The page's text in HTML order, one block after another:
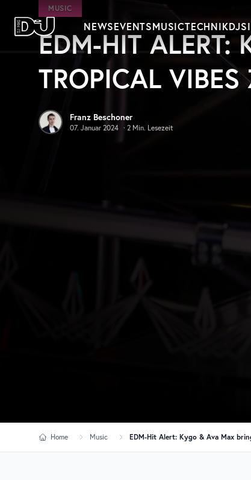
Zum Hauptinhalt springen
DJ Mag Germany
NEWSEVENTSMUSICTECHNIKDJS
MUSIC
EDM-HIT ALERT:
TROPICAL VIBES
Franz Beschoner
07. Januar 2024 · 2 Min. Lesezeit
Home Music EDM-Hit Alert: Kygo & Ava Max